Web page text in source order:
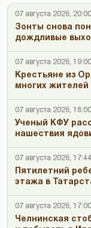
07 августа 2026, 20:00
Зонты снова
дождливые
07 августа 2026, 19:00
Крестьяне из
многих жителей
07 августа 2026, 18:00
Ученый КФУ
нашествия
07 августа 2026, 17:44
Пятилетний
этажа в
07 августа 2026, 17:00
Челнинская